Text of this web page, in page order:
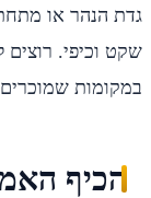
גדת הנהר או
שקט וכיפי. רוצים
במקומות
הכיף